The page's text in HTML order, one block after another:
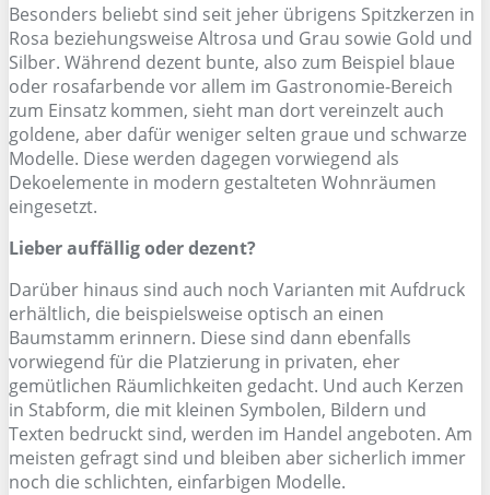
Besonders beliebt sind seit jeher übrigens Spitzkerzen in
Rosa beziehungsweise Altrosa und Grau sowie Gold und
Silber. Während dezent bunte, also zum Beispiel blaue
oder rosafarbende vor allem im Gastronomie-Bereich
zum Einsatz kommen, sieht man dort vereinzelt auch
goldene, aber dafür weniger selten graue und schwarze
Modelle. Diese werden dagegen vorwiegend als
Dekoelemente in modern gestalteten Wohnräumen
eingesetzt.
Lieber auffällig oder dezent?
Darüber hinaus sind auch noch Varianten mit Aufdruck
erhältlich, die beispielsweise optisch an einen
Baumstamm erinnern. Diese sind dann ebenfalls
vorwiegend für die Platzierung in privaten, eher
gemütlichen Räumlichkeiten gedacht. Und auch Kerzen
in Stabform, die mit kleinen Symbolen, Bildern und
Texten bedruckt sind, werden im Handel angeboten. Am
meisten gefragt sind und bleiben aber sicherlich immer
noch die schlichten, einfarbigen Modelle.